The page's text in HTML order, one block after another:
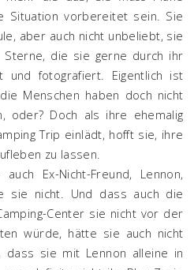
Situation vorbereitet sein. Sie
aber auch nicht unbeliebt, sie
die sie gerne durch ihr
und fotografiert. Eigentlich ist
Menschen haben doch nicht
oder? Doch als ihre ehemalig
Trip einlädt, hofft sie, ihre
zu lassen.
Ex-Nicht-Freund, Lennon,
sie nicht. Und dass auch die
Center sie nicht vor der
würde, hätte sie auch nicht
dass sie mit Lennon alleine in